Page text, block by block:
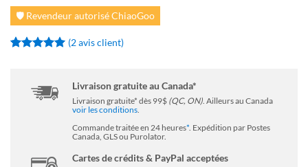
🛡️ Revendeur autorisé ChiaoGoo
client
(2avis client)
Livraison gratuite au Canada*
Livraison gratuite* dès 99$ (QC, ON). Ailleurs au Canada
voir les conditions.
Commande traitée en 24 heures*. Expédition par Postes
Canada, GLS ou Purolator.
Cartes de crédits & PayPal acceptées